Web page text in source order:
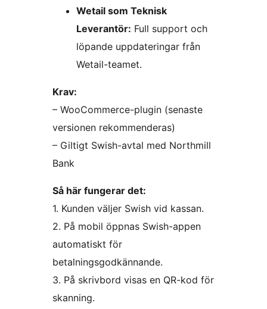
Wetail som Teknisk
Leverantör: Full support och
löpande uppdateringar från
Wetail-teamet.
Krav:
– WooCommerce-plugin (senaste
versionen rekommenderas)
– Giltigt Swish-avtal med Northmill
Bank
Så här fungerar det:
1. Kunden väljer Swish vid kassan.
2. På mobil öppnas Swish-appen
automatiskt för
betalningsgodkännande.
3. På skrivbord visas en QR-kod för
skanning.